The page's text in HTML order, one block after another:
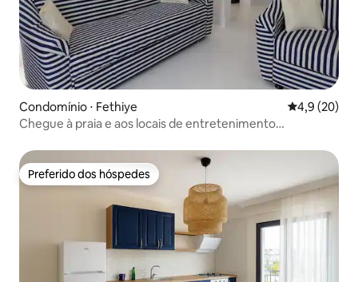
Condomínio ⋅ Fethiye 4,9 de uma
4,9 (20)
Chegue à praia e aos locais de entretenimento
Preferido dos hóspedes
Preferido dos hóspedes